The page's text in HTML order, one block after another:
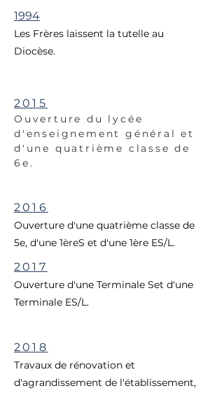
1994
Les Frères laissent la tutelle au
Diocèse.
2015
Ouverture du lycée
d'enseignement général et
d'une quatrième classe de
6e.
2016
Ouverture d'une quatrième classe de
5e, d'une 1èreS et d'une 1ère ES/L.
2017
Ouverture d'une Terminale Set d'une
Terminale ES/L.
2018
Travaux de rénovation et
d'agrandissement de l'établissement,